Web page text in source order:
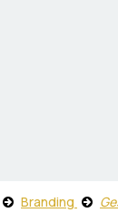
Branding